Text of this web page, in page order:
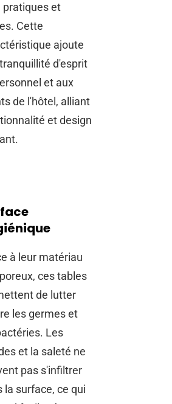
pratiques et
Cette
ajoute
d'esprit
et aux
de l'hôtel, alliant
et design
à leur matériau
ces tables
de lutter
les germes et
Les
et la saleté ne
pas s'infiltrer
la surface, ce qui